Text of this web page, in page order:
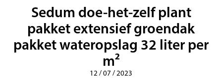
Sedum doe-het-zelf plant
pakket extensief groendak
pakket wateropslag 32 liter per
m²
12 / 07 / 2023